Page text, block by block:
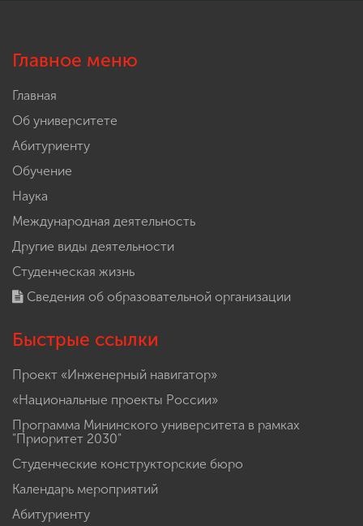
Главное меню
Главная
Об университете
Абитуриенту
Обучение
Наука
Международная деятельность
Другие виды деятельности
Студенческая жизнь
Сведения об образовательной организации
Быстрые ссылки
Проект «Инженерный навигатор»
«Национальные проекты России»
Программа Мининского университета в рамках
"Приоритет 2030"
Студенческие конструкторские бюро
Календарь мероприятий
Абитуриенту